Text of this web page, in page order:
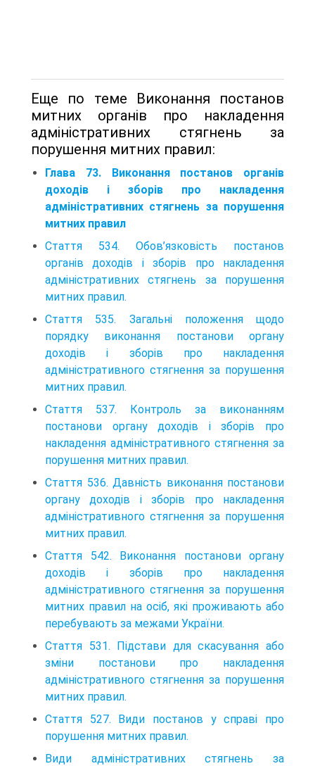
Еще по теме Виконання постанов
митних органів про накладення
адміністративних стягнень за
порушення митних правил:
Глава 73. Виконання постанов органів
доходів і зборів про накладення
адміністративних стягнень за порушення
митних правил
Стаття 534. Обов’язковість постанов
органів доходів і зборів про накладення
адміністрати­вних стягнень за порушення
митних правил.
Стаття 535. Загальні положення щодо
порядку виконання постанови органу
доходів і зборів про накладення
адміністративного стягнення за порушення
митних правил.
Стаття 537. Контроль за виконанням
постанови органу доходів і зборів про
накладення ад­міністративного стягнення за
порушення митних правил.
Стаття 536. Давність виконання постанови
органу доходів і зборів про накладення
адмініс­тративного стягнення за порушення
митних правил.
Стаття 542. Виконання постанови органу
доходів і зборів про накладення
адміністративно­го стягнення за порушення
митних правил на осіб, які проживають або
перебувають за межами України.
Стаття 531. Підстави для скасування або
зміни постанови про накладення
адміністратив­ного стягнення за порушення
митних правил.
Стаття 527. Види постанов у справі про
порушення митних правил.
Види адміністративних стягнень за